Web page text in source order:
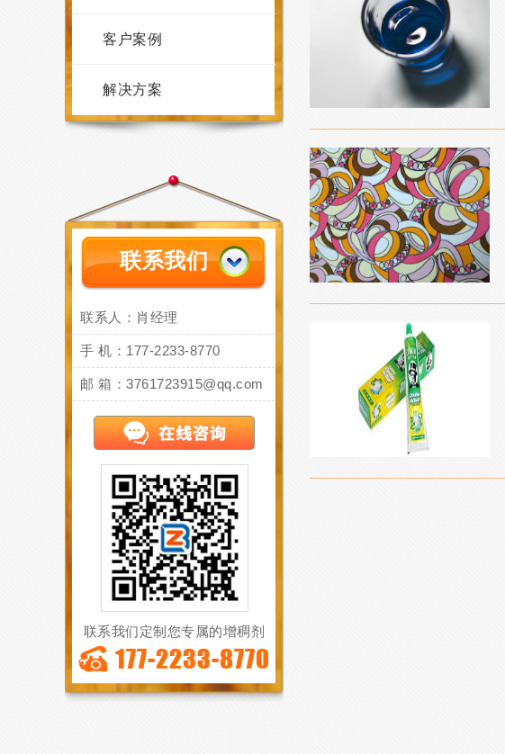
客户案例
解决方案
联系我们
联系人：肖经理
手 机：177-2233-8770
邮 箱：3761723915@qq.com
联系我们定制您专属的增稠剂
177-2233-8770